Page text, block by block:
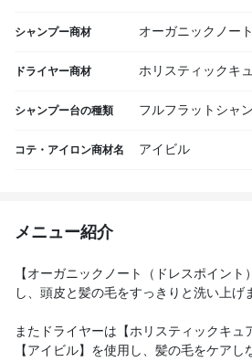
シャンプー商材 オーガニックノー
ドライヤー商材 ホリスティックキ
シャンプー台の種類 フルフラットシャ
コテ・アイロン商材名 アイビル
メニュー紹介
【オーガニックノート（ドレスポイント
し、頭皮と髪の毛をすっきりと洗い上げ
またドライヤーは【ホリスティックキュ
【アイビル】を使用し、髪の毛をケアし